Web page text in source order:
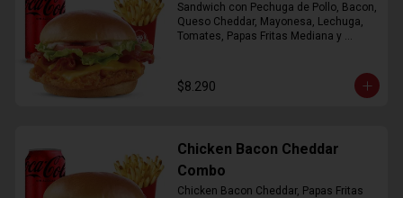
Sandwich con Pechuga de Pollo, Bacon,
Queso Cheddar, Mayonesa, Lechuga,
Tomates, Papas Fritas Mediana y
$8.290
Chicken Bacon Cheddar
Combo
Chicken Bacon Cheddar, Papas Fritas